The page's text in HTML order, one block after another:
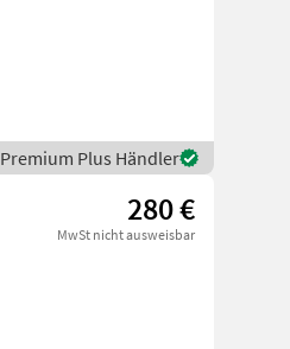
Premium Plus Händler
280 €
MwSt nicht ausweisbar